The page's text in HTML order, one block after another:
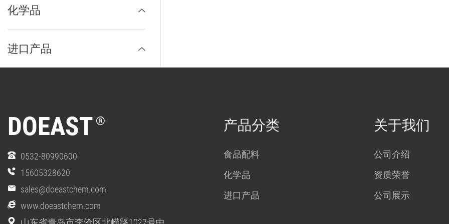
化学品
进口产品
DOEAST ®
0532-80990600
15605328620
sales@doeastchem.com
www.doeastchem.com
产品分类
食品配料
化学品
进口产品
关于我们
公司介绍
资质荣誉
公司展示